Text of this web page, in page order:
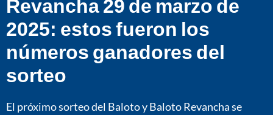
Revancha 29 de marzo de
2025: estos fueron los
números ganadores del
sorteo
El próximo sorteo del Baloto y Baloto Revancha se